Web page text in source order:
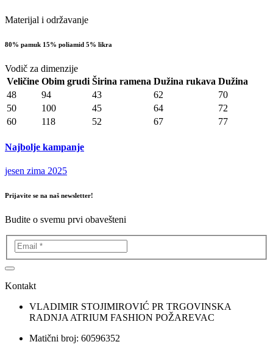
Materijal i održavanje
80% pamuk 15% poliamid 5% likra
Vodič za dimenzije
Veličine Obim grudi Širina ramena Dužina rukava Dužina
48
94 43 62
70
50
100 45 64
72
60
118 52 67 77
Najbolje kampanje
jesen zima 2025
Prijavite se na naš newsletter!
Budite o svemu prvi obavešteni
Kontakt
VLADIMIR STOJIMIROVIĆ PR TRGOVINSKA
RADNJA ATRIUM FASHION POŽAREVAC
Matični broj: 60596352